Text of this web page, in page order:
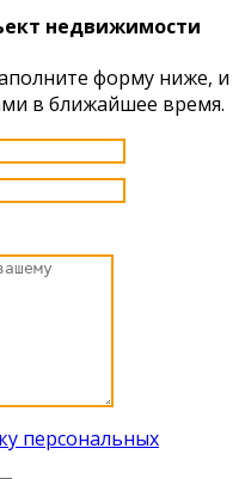
недвижимости
форму ниже, и
в ближайшее время.
персональных